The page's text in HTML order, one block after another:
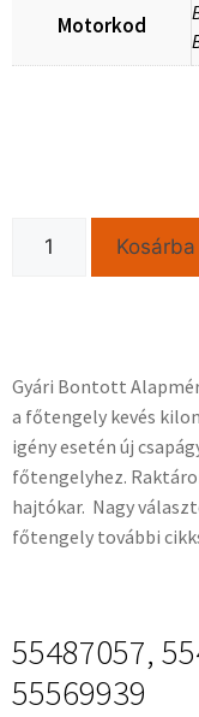
Motorkod
Gyári Bontott
a főtengely kevés
igény esetén új
főtengelyhez.
hajtókar. Nagy
főtengely további
55487057,
55569939